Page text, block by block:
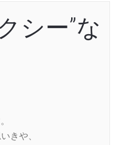
シー”な
きや、